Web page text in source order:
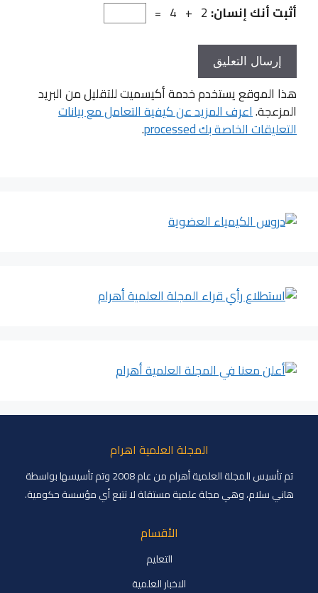
أثبت أنك إنسان: 2 + 4 =
هذا الموقع يستخدم خدمة أكيسميت للتقليل من البريد
المزعجة.اعرف المزيد عن كيفية التعامل مع بيانات
التعليقات الخاصة بك processed .
المجلة العلمية اهرام
تم تأسيس المجلة العلمية أهرام من عام 2008 وتم تأسيسها بواسطة
هاني سلام، وهي مجلة علمية مستقلة لا تتبع أي مؤسسة حكومية.
الأقسام
التعليم
الاخبار العلمية